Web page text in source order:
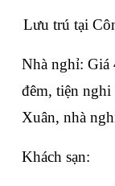
Lưu trú tại
Nhà nghỉ:
đêm, tiện
Xuân, nhà
Khách sạn: